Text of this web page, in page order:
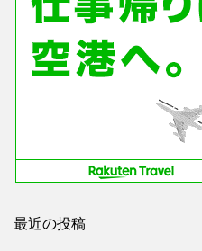
最近の投稿